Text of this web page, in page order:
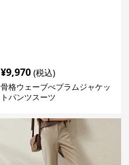
¥9,970 (税込)
骨格ウェーブぺプラムジャケッ
トパンツスーツ